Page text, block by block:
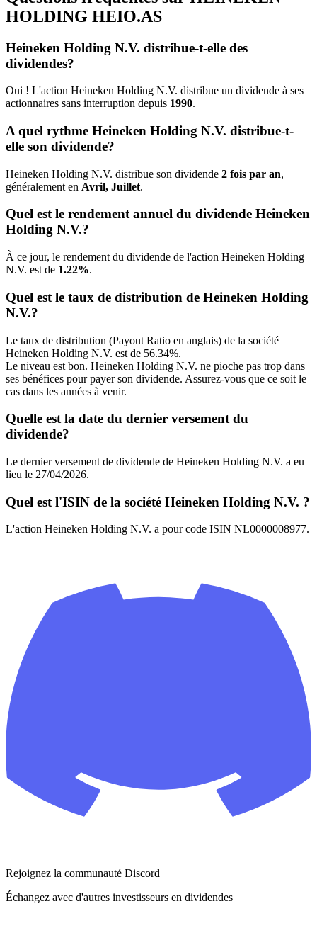
HOLDING HEIO.AS
Heineken Holding N.V. distribue-t-elle des
dividendes?
Oui ! L'action Heineken Holding N.V. distribue un dividende à ses
actionnaires sans interruption depuis 1990.
A quel rythme Heineken Holding N.V. distribue-t-
elle son dividende?
Heineken Holding N.V. distribue son dividende 2 fois par an,
généralement en Avril, Juillet.
Quel est le rendement annuel du dividende Heineken
Holding N.V.?
À ce jour, le rendement du dividende de l'action Heineken Holding
N.V. est de 1.22%.
Quel est le taux de distribution de Heineken Holding
N.V.?
Le taux de distribution (Payout Ratio en anglais) de la société
Heineken Holding N.V. est de 56.34%.
Le niveau est bon. Heineken Holding N.V. ne pioche pas trop dans
ses bénéfices pour payer son dividende. Assurez-vous que ce soit le
cas dans les années à venir.
Quelle est la date du dernier versement du
dividende?
Le dernier versement de dividende de Heineken Holding N.V. a eu
lieu le 27/04/2026.
Quel est l'ISIN de la société Heineken Holding N.V. ?
L'action Heineken Holding N.V. a pour code ISIN NL0000008977.
Rejoignez la communauté Discord
Échangez avec d'autres investisseurs en dividendes